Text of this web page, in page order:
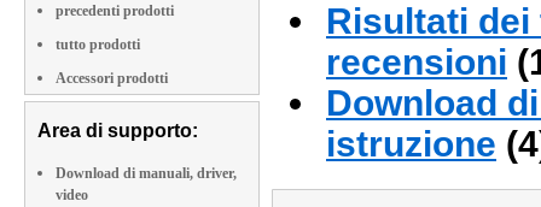
precedenti prodotti
tutto prodotti
Accessori prodotti
Area di supporto:
Download di manuali, driver,
video
Risultati
recensioni
Download
istruzione